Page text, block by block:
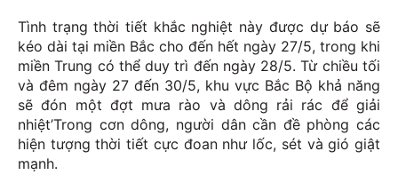
Tình trạng thời tiết khắc nghiệt này được dự báo sẽ
kéo dài tại miền Bắc cho đến hết ngày 27/5, trong khi
miền Trung có thể duy trì đến ngày 28/5. Từ chiều tối
và đêm ngày 27 đến 30/5, khu vực Bắc Bộ khả năng
sẽ đón một đợt mưa rào và dông rải rác để giải
nhiệt’Trong cơn dông, người dân cần đề phòng các
hiện tượng thời tiết cực đoan như lốc, sét và gió giật
mạnh.